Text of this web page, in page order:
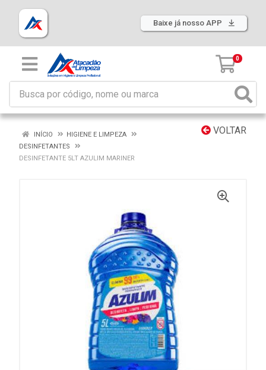
Baixe já nosso APP
0
VOLTAR
INÍCIO
HIGIENE E LIMPEZA
DESINFETANTES
DESINFETANTE 5LT AZULIM MARINER